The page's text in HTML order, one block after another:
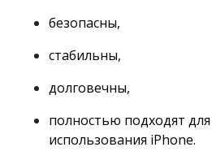
безопасны,
стабильны,
долговечны,
полностью подходят
использования iPhone.